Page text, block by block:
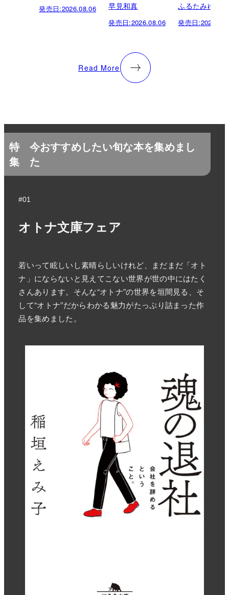
発売日:2026.08.06 早見和真
発売日:2026.08.06
ふるたみゆき
発売日:
Read More
特
集
今おすすめしたい旬な本を集めまし
た
#01
オトナ文庫フェア
若いって眩しいし素晴らしいけれど、まだまだ「オト
ナ」にならないと見えてこない世界が世の中にはたく
さんあります。そんな“オトナ”の世界を垣間見る、そ
して“オトナ”だからわかる魅力がたっぷり詰まった作
品を集めました。